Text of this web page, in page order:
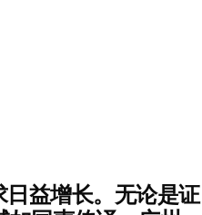
益增长。无论是证